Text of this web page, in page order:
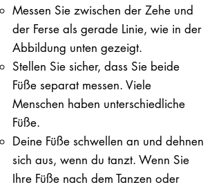
Messen Sie zwischen der Zehe und
der Ferse als gerade Linie, wie in der
Abbildung unten gezeigt.
Stellen Sie sicher, dass Sie beide
Füße separat messen. Viele
Menschen haben unterschiedliche
Füße.
Deine Füße schwellen an und dehnen
sich aus, wenn du tanzt. Wenn Sie
Ihre Füße nach dem Tanzen oder